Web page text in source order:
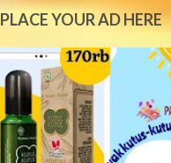
e
n
t
PLACE YOUR AD HERE